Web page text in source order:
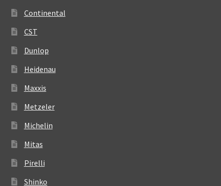
Continental
CST
Dunlop
Heidenau
Maxxis
Metzeler
Michelin
Mitas
Pirelli
Shinko